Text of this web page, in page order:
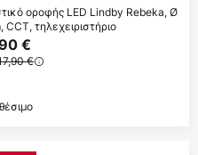
οροφής LED Lindby Rebeka, Ø
CCT, τηλεχειριστήριο
€
€